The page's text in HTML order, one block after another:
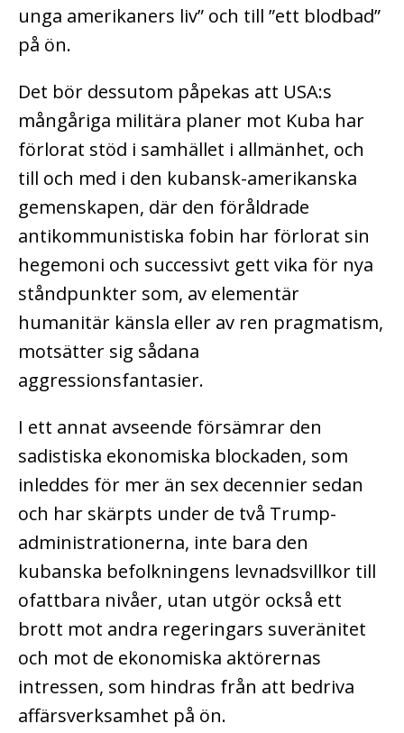
unga amerikaners liv” och till ”ett blodbad”
på ön.
Det bör dessutom påpekas att USA:s
mångåriga militära planer mot Kuba har
förlorat stöd i samhället i allmänhet, och
till och med i den kubansk-amerikanska
gemenskapen, där den föråldrade
antikommunistiska fobin har förlorat sin
hegemoni och successivt gett vika för nya
ståndpunkter som, av elementär
humanitär känsla eller av ren pragmatism,
motsätter sig sådana
aggressionsfantasier.
I ett annat avseende försämrar den
sadistiska ekonomiska blockaden, som
inleddes för mer än sex decennier sedan
och har skärpts under de två Trump-
administrationerna, inte bara den
kubanska befolkningens levnadsvillkor till
ofattbara nivåer, utan utgör också ett
brott mot andra regeringars suveränitet
och mot de ekonomiska aktörernas
intressen, som hindras från att bedriva
affärsverksamhet på ön.